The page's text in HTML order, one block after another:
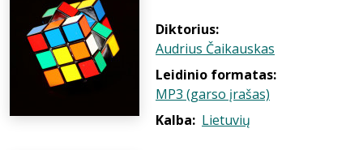
Diktorius:
Audrius Čaikauskas
Leidinio formatas:
MP3 (garso įrašas)
Kalba: Lietuvių